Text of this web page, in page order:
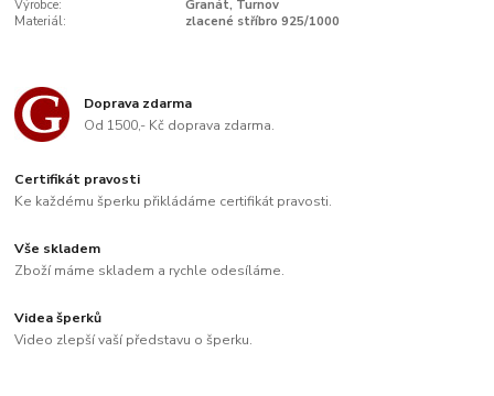
Výrobce:
Granát, Turnov
Materiál:
zlacené stříbro 925/1000
Doprava zdarma
Od 1500,- Kč doprava zdarma.
Certifikát pravosti
Ke každému šperku přikládáme certifikát pravosti.
Vše skladem
Zboží máme skladem a rychle odesíláme.
Videa šperků
Video zlepší vaší představu o šperku.